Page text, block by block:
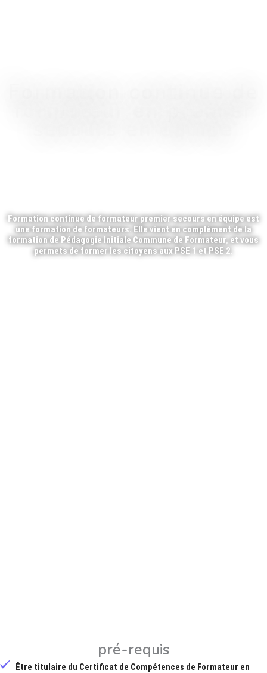
Formation continue de formateur premier secours en équipeest
une formation de formateurs. Elle vient en complément de la
formation de Pédagogie Initiale Commune de Formateur,et vous
permets de former les citoyens aux PSE 1 et PSE 2.
pré-requis
Être titulaire du Certificat de Compétences de Formateur en